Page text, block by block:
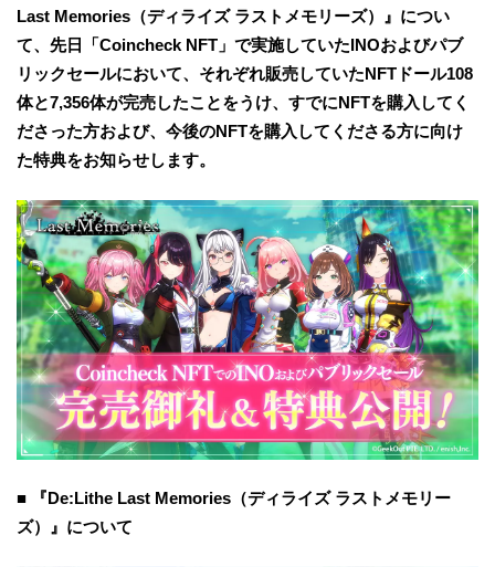
Last Memories（ディライズ ラストメモリーズ）』につい
て、先日「Coincheck NFT」で実施していたINOおよびパブ
リックセールにおいて、それぞれ販売していたNFTドール108
体と7,356体が完売したことをうけ、すでにNFTを購入してく
ださった方および、今後のNFTを購入してくださる方に向け
た特典をお知らせします。
■ 『De:Lithe Last Memories（ディライズ ラストメモリー
ズ）』について